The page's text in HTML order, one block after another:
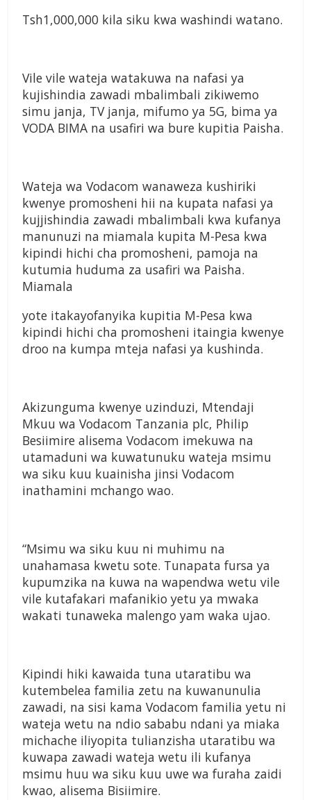
Tsh1,000,000 kila siku kwa washindi watano.
Vile vile wateja watakuwa na nafasi ya
kujishindia zawadi mbalimbali zikiwemo
simu janja, TV janja, mifumo ya 5G, bima ya
VODA BIMA na usafiri wa bure kupitia Paisha.
Wateja wa Vodacom wanaweza kushiriki
kwenye promosheni hii na kupata nafasi ya
kujjishindia zawadi mbalimbali kwa kufanya
manunuzi na miamala kupita M-Pesa kwa
kipindi hichi cha promosheni, pamoja na
kutumia huduma za usafiri wa Paisha.
Miamala
yote itakayofanyika kupitia M-Pesa kwa
kipindi hichi cha promosheni itaingia kwenye
droo na kumpa mteja nafasi ya kushinda.
Akizunguma kwenye uzinduzi, Mtendaji
Mkuu wa Vodacom Tanzania plc, Philip
Besiimire alisema Vodacom imekuwa na
utamaduni wa kuwatunuku wateja msimu
wa siku kuu kuainisha jinsi Vodacom
inathamini mchango wao.
“Msimu wa siku kuu ni muhimu na
unahamasa kwetu sote. Tunapata fursa ya
kupumzika na kuwa na wapendwa wetu vile
vile kutafakari mafanikio yetu ya mwaka
wakati tunaweka malengo yam waka ujao.
Kipindi hiki kawaida tuna utaratibu wa
kutembelea familia zetu na kuwanunulia
zawadi, na sisi kama Vodacom familia yetu ni
wateja wetu na ndio sababu ndani ya miaka
michache iliyopita tulianzisha utaratibu wa
kuwapa zawadi wateja wetu ili kufanya
msimu huu wa siku kuu uwe wa furaha zaidi
kwao, alisema Bisiimire.